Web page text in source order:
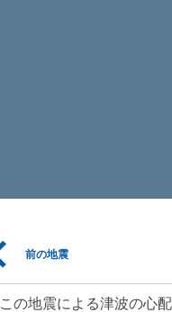
前の地震
この地震による津波の心